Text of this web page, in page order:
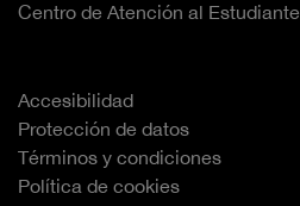
Centro de Atención al Estudiante
Accesibilidad
Protección de datos
Términos y condiciones
Política de cookies